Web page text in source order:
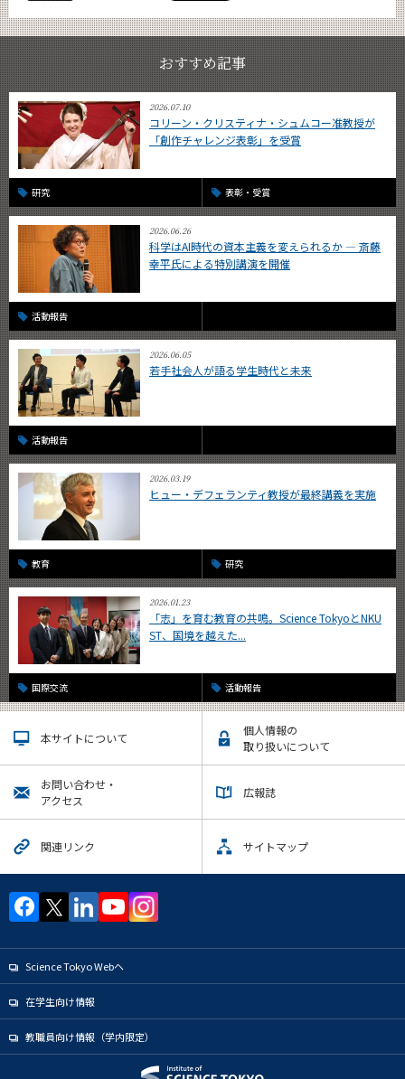
おすすめ記事
2026.07.10
コリーン・クリスティナ・シュムコー准教授が
「創作チャレンジ表彰」を受賞
研究 表彰・受賞
2026.06.26
科学はAI時代の資本主義を変えられるか ― 斎藤
幸平氏による特別講演を開催
活動報告
2026.06.05
若手社会人が語る学生時代と未来
活動報告
2026.03.19
ヒュー・デフェランティ教授が最終講義を実施
教育 研究
2026.01.23
「志」を育む教育の共鳴。Science TokyoとNKU
ST、国境を越えた...
国際交流 活動報告
本サイトについて
個人情報の
取り扱いについて
お問い合わせ・
アクセス
広報誌
関連リンク サイトマップ
Science Tokyo Webヘ
在学生向け情報
教職員向け情報（学内限定）